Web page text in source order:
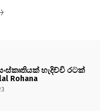
හැදිච්චි රටක්
Rohana